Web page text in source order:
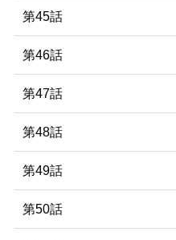
第45話
第46話
第47話
第48話
第49話
第50話